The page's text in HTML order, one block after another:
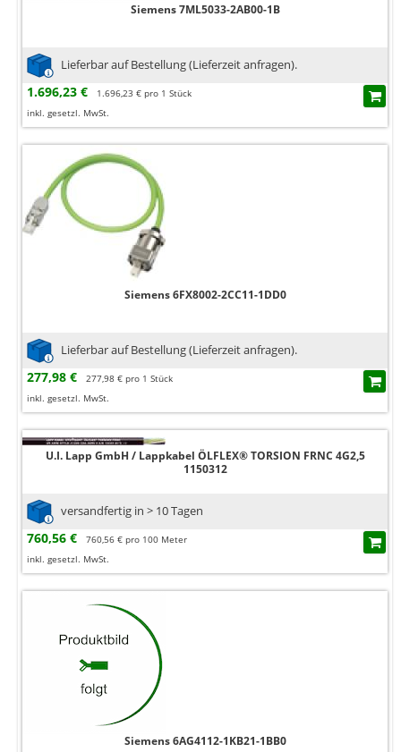
Siemens 7ML5033-2AB00-1B
Lieferbar auf Bestellung (Lieferzeit anfragen).
1.696,23 €
1.696,23 € pro 1 Stück
inkl. gesetzl. MwSt.
Siemens 6FX8002-2CC11-1DD0
Lieferbar auf Bestellung (Lieferzeit anfragen).
277,98 €
277,98 € pro 1 Stück
inkl. gesetzl. MwSt.
U.I. Lapp GmbH / Lappkabel ÖLFLEX® TORSION FRNC 4G2,5
1150312
versandfertig in > 10 Tagen
760,56 €
760,56 € pro 100 Meter
inkl. gesetzl. MwSt.
Siemens 6AG4112-1KB21-1BB0